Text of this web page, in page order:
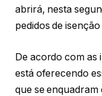
abrirá, nesta
pedidos de
De acordo com as
está oferecendo
que se enquadram